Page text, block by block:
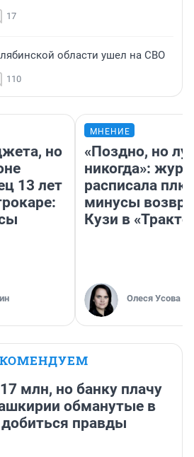
17
области ушел на СВО
110
но
13 лет
МНЕНИЕ
«Поздно, но
никогда»:
расписала
минусы
Кузи в
Олеся Усова
млн, но банку плачу
обманутые в
правды